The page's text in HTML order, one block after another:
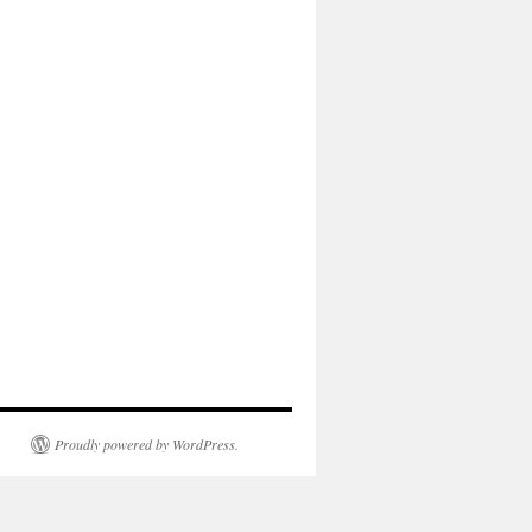
Proudly powered by WordPress.